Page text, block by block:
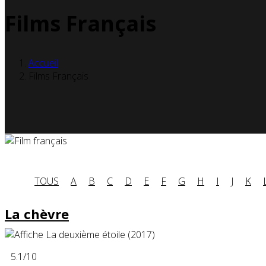
Films Français
Accueil
Films Français
TOUS A B C D E F G H I J K
La chèvre
5.1/10